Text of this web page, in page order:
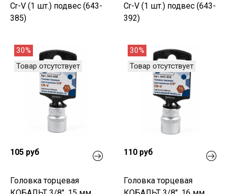
Cr-V (1 шт.) подвес (643-
385)
Cr-V (1 шт.) подвес (643-
392)
30%
Товар отсутствует
105 руб
Головка торцевая
30%
Товар отсутствует
110 руб
Головка торцевая